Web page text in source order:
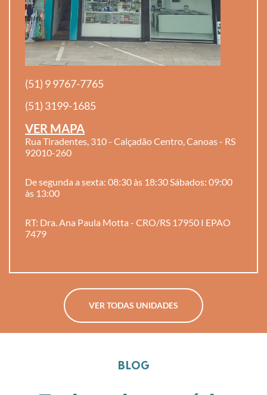
(51) 9 9767-7765
(51) 3199-1685
VER MAPA
Rua Tiradentes, 310 - Calçadão Centro, Canoas - RS
92010-260
De segunda a sexta: 08:30 às 18:30 Sábados: 09:00
às 13:00
RT: Dra. Ana Paula Motta - CRO/RS 17950 I EPAO
7479
VER TODAS UNIDADES
BLOG